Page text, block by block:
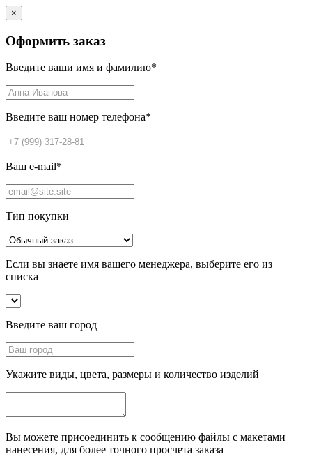
×
Оформить заказ
Введите ваши имя и фамилию*
Введите ваш номер телефона*
Ваш e-mail*
Тип покупки
Если вы знаете имя вашего менеджера, выберите его из
списка
Введите ваш город
Укажите виды, цвета, размеры и количество изделий
Вы можете присоединить к сообщению файлы с макетами
нанесения, для более точного просчета заказа